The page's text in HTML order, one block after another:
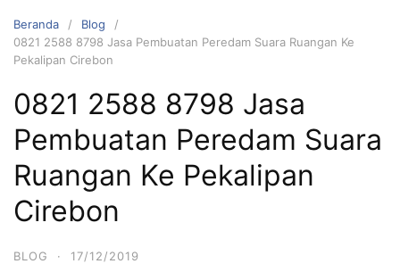
Beranda
Blog
0821 2588 8798 Jasa Pembuatan Peredam Suara Ruangan Ke
Pekalipan Cirebon
0821 2588 8798 Jasa
Pembuatan Peredam Suara
Ruangan Ke Pekalipan
Cirebon
BLOG · 17/12/2019